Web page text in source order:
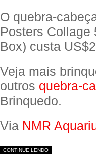
O quebra-
Posters Collage
Box) custa
Veja mais
outros quebra-
Brinquedo.
Via NMR
CONTINUE LENDO